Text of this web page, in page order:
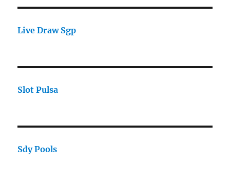
Live Draw Sgp
Slot Pulsa
Sdy Pools